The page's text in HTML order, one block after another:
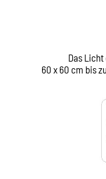
Das
60 x 60 cm bis